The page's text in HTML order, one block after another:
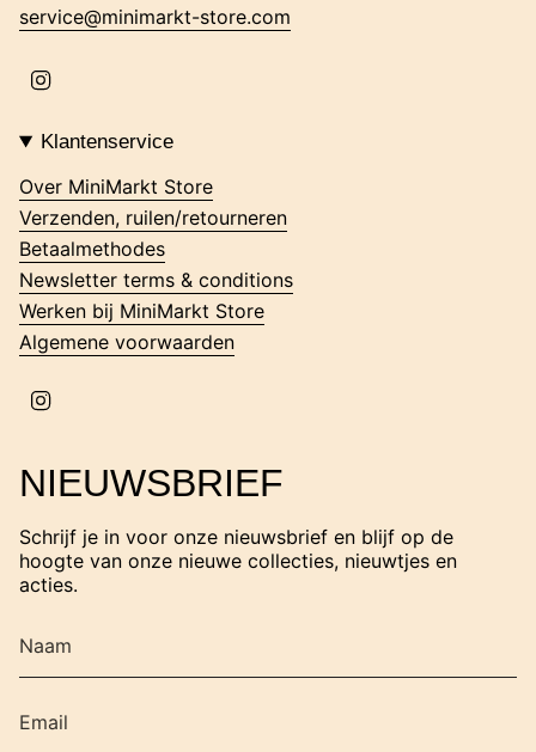
service@minimarkt-store.com
t
g
r
a
Klantenservice
Over MiniMarkt Store
Verzenden, ruilen/retourneren
Betaalmethodes
Newsletter terms & conditions
Werken bij MiniMarkt Store
Algemene voorwaarden
g
a
m
NIEUWSBRIEF
Schrijf je in voor onze nieuwsbrief en blijf op de
hoogte van onze nieuwe collecties, nieuwtjes en
acties.